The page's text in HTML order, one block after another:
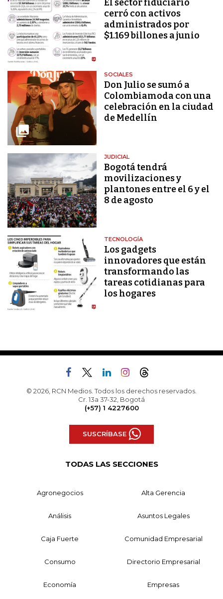
El sector fiduciario
cerró con activos
administrados por
$1.169 billones a junio
SOCIALES
Don Julio se sumó a
Colombiamoda con una
celebración en la ciudad
de Medellín
JUDICIAL
Bogotá tendrá
movilizaciones y
plantones entre el 6 y el
8 de agosto
TECNOLOGÍA
Los gadgets
innovadores que están
transformando las
tareas cotidianas para
los hogares
© 2026, RCN Medios. Todos los derechos reservados.
Cr. 13a 37-32, Bogotá
(+57) 1 4227600
SUSCRÍBASE
TODAS LAS SECCIONES
Agronegocios Alta Gerencia
Análisis Asuntos Legales
Caja Fuerte Comunidad Empresarial
Consumo Directorio Empresarial
Economía Empresas